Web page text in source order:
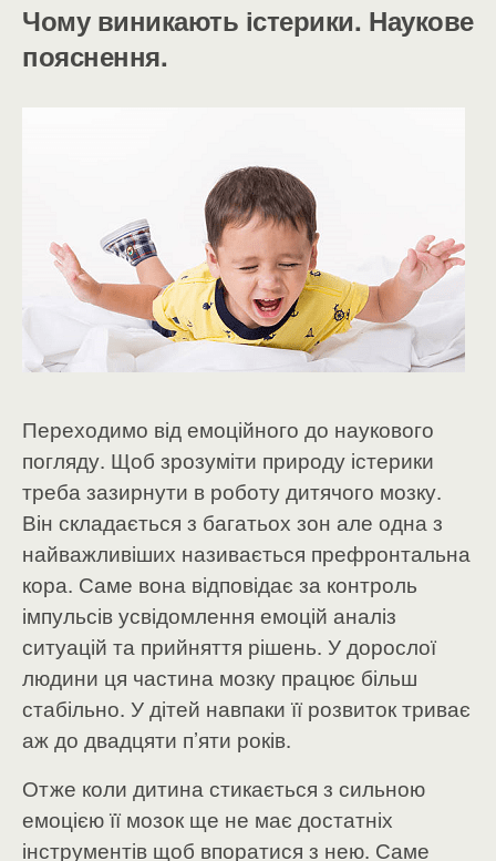
Чому виникають істерики. Наукове
пояснення.
Переходимо від емоційного до наукового
погляду. Щоб зрозуміти природу істерики
треба зазирнути в роботу дитячого мозку.
Він складається з багатьох зон але одна з
найважливіших називається префронтальна
кора. Саме вона відповідає за контроль
імпульсів усвідомлення емоцій аналіз
ситуацій та прийняття рішень. У дорослої
людини ця частина мозку працює більш
стабільно. У дітей навпаки її розвиток триває
аж до двадцяти п’яти років.
Отже коли дитина стикається з сильною
емоцією її мозок ще не має достатніх
інструментів щоб впоратися з нею. Саме